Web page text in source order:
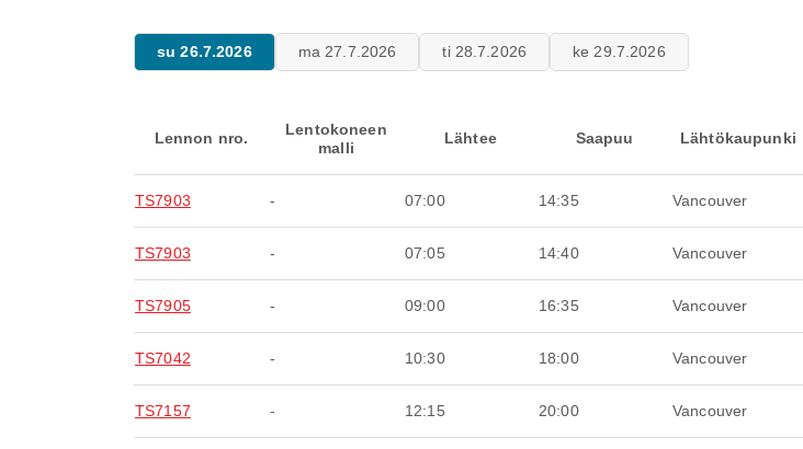
su 26.7.2026 ma 27.7.2026 ti 28.7.2026 ke 29.7.2026
Lennon nro.
Lentokoneen
malli
Lähtee Saapuu Lähtökaupunki
TS7903 - 07:00 14:35 Vancouver
TS7903 - 07:05 14:40 Vancouver
TS7905 - 09:00 16:35 Vancouver
TS7042 - 10:30 18:00 Vancouver
TS7157 - 12:15 20:00 Vancouver